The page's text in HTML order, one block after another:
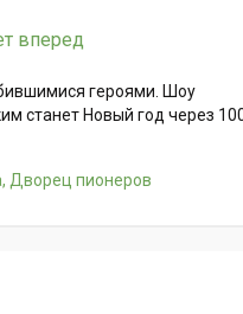
вперед
героями. Шоу
станет Новый год через
Дворец пионеров